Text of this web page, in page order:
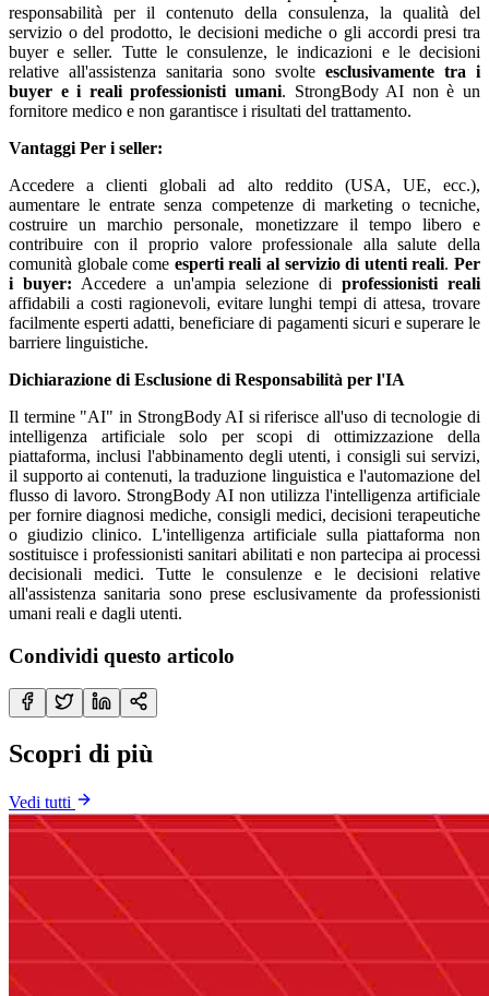
responsabilità per il contenuto della consulenza, la qualità del
servizio o del prodotto, le decisioni mediche o gli accordi presi tra
buyer e seller. Tutte le consulenze, le indicazioni e le decisioni
relative all'assistenza sanitaria sono svolte esclusivamente tra i
buyer e i reali professionisti umani. StrongBody AI non è un
fornitore medico e non garantisce i risultati del trattamento.
Vantaggi Per i seller:
Accedere a clienti globali ad alto reddito (USA, UE, ecc.),
aumentare le entrate senza competenze di marketing o tecniche,
costruire un marchio personale, monetizzare il tempo libero e
contribuire con il proprio valore professionale alla salute della
comunità globale come esperti reali al servizio di utenti reali.Per
i buyer: Accedere a un'ampia selezione di professionisti reali
affidabili a costi ragionevoli, evitare lunghi tempi di attesa, trovare
facilmente esperti adatti, beneficiare di pagamenti sicuri e superare le
barriere linguistiche.
Dichiarazione di Esclusione di Responsabilità per l'IA
Il termine "AI" in StrongBody AI si riferisce all'uso di tecnologie di
intelligenza artificiale solo per scopi di ottimizzazione della
piattaforma, inclusi l'abbinamento degli utenti, i consigli sui servizi,
il supporto ai contenuti, la traduzione linguistica e l'automazione del
flusso di lavoro. StrongBody AI non utilizza l'intelligenza artificiale
per fornire diagnosi mediche, consigli medici, decisioni terapeutiche
o giudizio clinico. L'intelligenza artificiale sulla piattaforma non
sostituisce i professionisti sanitari abilitati e non partecipa ai processi
decisionali medici. Tutte le consulenze e le decisioni relative
all'assistenza sanitaria sono prese esclusivamente da professionisti
umani reali e dagli utenti.
Condividi questo articolo
Scopri di più
Vedi tutti